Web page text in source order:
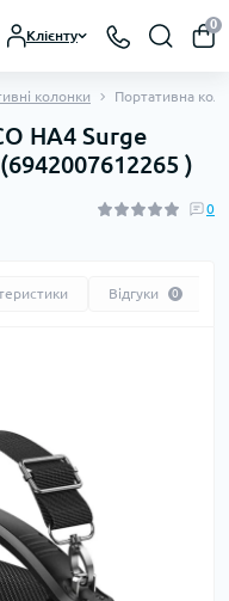
Клієнту
0
колонки Портативна
HA4 Surge
)
0
Відгуки 0